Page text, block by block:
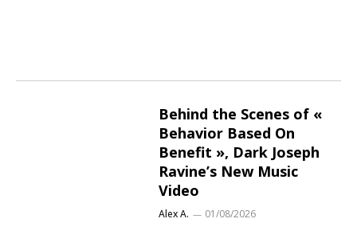
Behind the Scenes of «
Behavior Based On
Benefit », Dark Joseph
Ravine’s New Music
Video
Alex A. 01/08/2026